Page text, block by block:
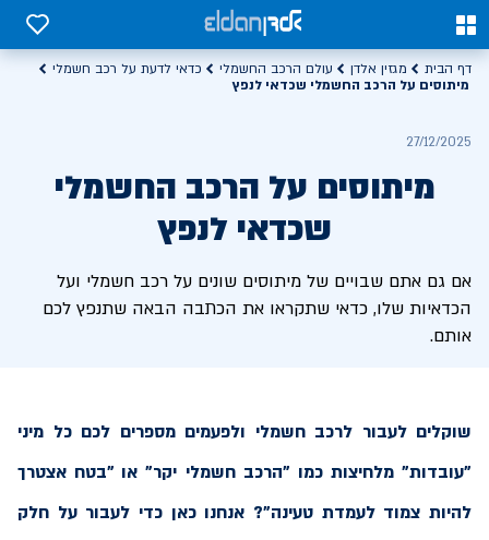
0
0
דף הבית מגזין אלדן עולם הרכב החשמלי
כדאי לדעת על רכב חשמלי
מיתוסים על הרכב החשמלי שכדאי לנפץ
27/12/2025
מיתוסים על הרכב החשמלי
שכדאי לנפץ
אם גם אתם שבויים של מיתוסים שונים על רכב חשמלי ועל
הכדאיות שלו, כדאי שתקראו את הכתבה הבאה שתנפץ לכם
אותם.
שוקלים לעבור לרכב חשמלי ולפעמים מספרים לכם כל מיני
"עובדות" מלחיצות כמו "הרכב חשמלי יקר" או "בטח אצטרך
להיות צמוד לעמדת טעינה"? אנחנו כאן כדי לעבור על חלק